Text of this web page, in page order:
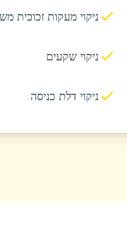
ניקוי מעקות זכוכית
ניקוי שקעים
ניקוי דלת כניסה